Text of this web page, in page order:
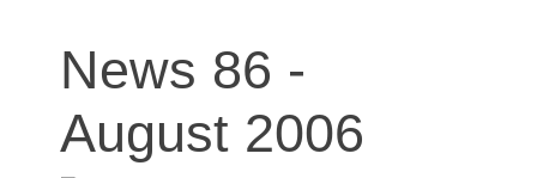
News 86 -
August 2006